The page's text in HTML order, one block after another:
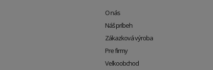
O nás
Náš príbeh
Zákazková výroba
Pre firmy
Veľkoobchod